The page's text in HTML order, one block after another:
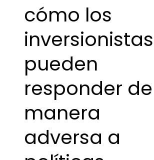
cómo los
inversionistas
pueden
responder de
manera
adversa a